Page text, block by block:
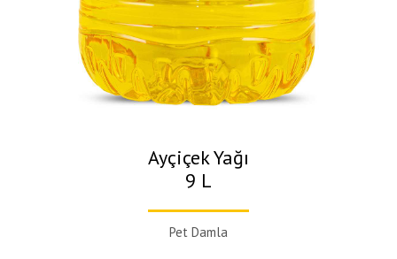
Ayçiçek Yağı
9 L
Pet Damla